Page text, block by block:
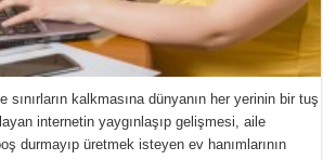
sınırların kalkmasına dünyanın her yerinin bir tuş
internetin yaygınlaşıp gelişmesi, aile
durmayıp üretmek isteyen ev hanımlarının